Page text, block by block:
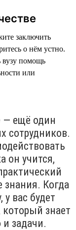
заключить
о нём устно.
вузу помощь
или
— ещё один
сотрудников.
он учится,
Когда
у вас будет
знает
задачи.